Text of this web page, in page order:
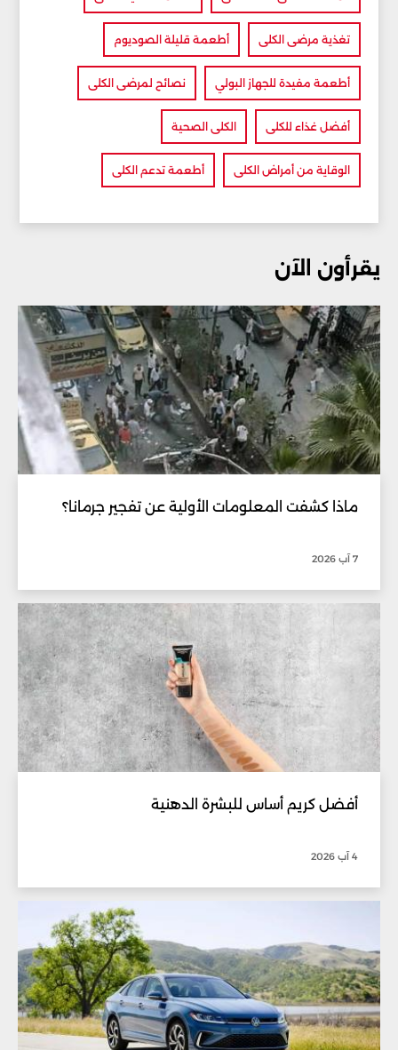
تغذية مرضى الكلى أطعمة قليلة الصوديوم
أطعمة مفيدة للجهاز البولي نصائح لمرضى الكلى
أفضل غذاء للكلى الكلى الصحية
الوقاية من أمراض الكلى أطعمة تدعم الكلى
يقرأون الآن
ماذا كشفت المعلومات الأولية عن تفجير جرمانا؟
7 آب 2026
أفضل كريم أساس للبشرة الدهنية
4 آب 2026